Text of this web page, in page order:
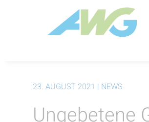
23. AUGUST 2021 | NEWS
Ungebetene